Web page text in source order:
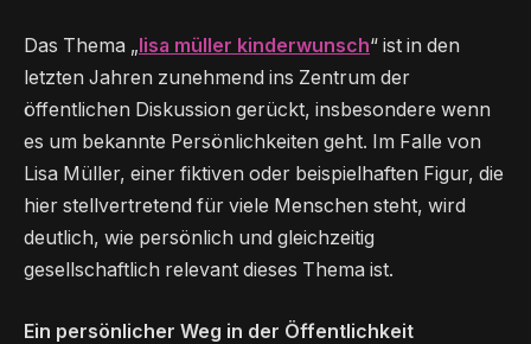
Das Thema „lisa müller kinderwunsch“ ist in den
letzten Jahren zunehmend ins Zentrum der
öffentlichen Diskussion gerückt, insbesondere wenn
es um bekannte Persönlichkeiten geht. Im Falle von
Lisa Müller, einer fiktiven oder beispielhaften Figur, die
hier stellvertretend für viele Menschen steht, wird
deutlich, wie persönlich und gleichzeitig
gesellschaftlich relevant dieses Thema ist.
Ein persönlicher Weg in der Öffentlichkeit